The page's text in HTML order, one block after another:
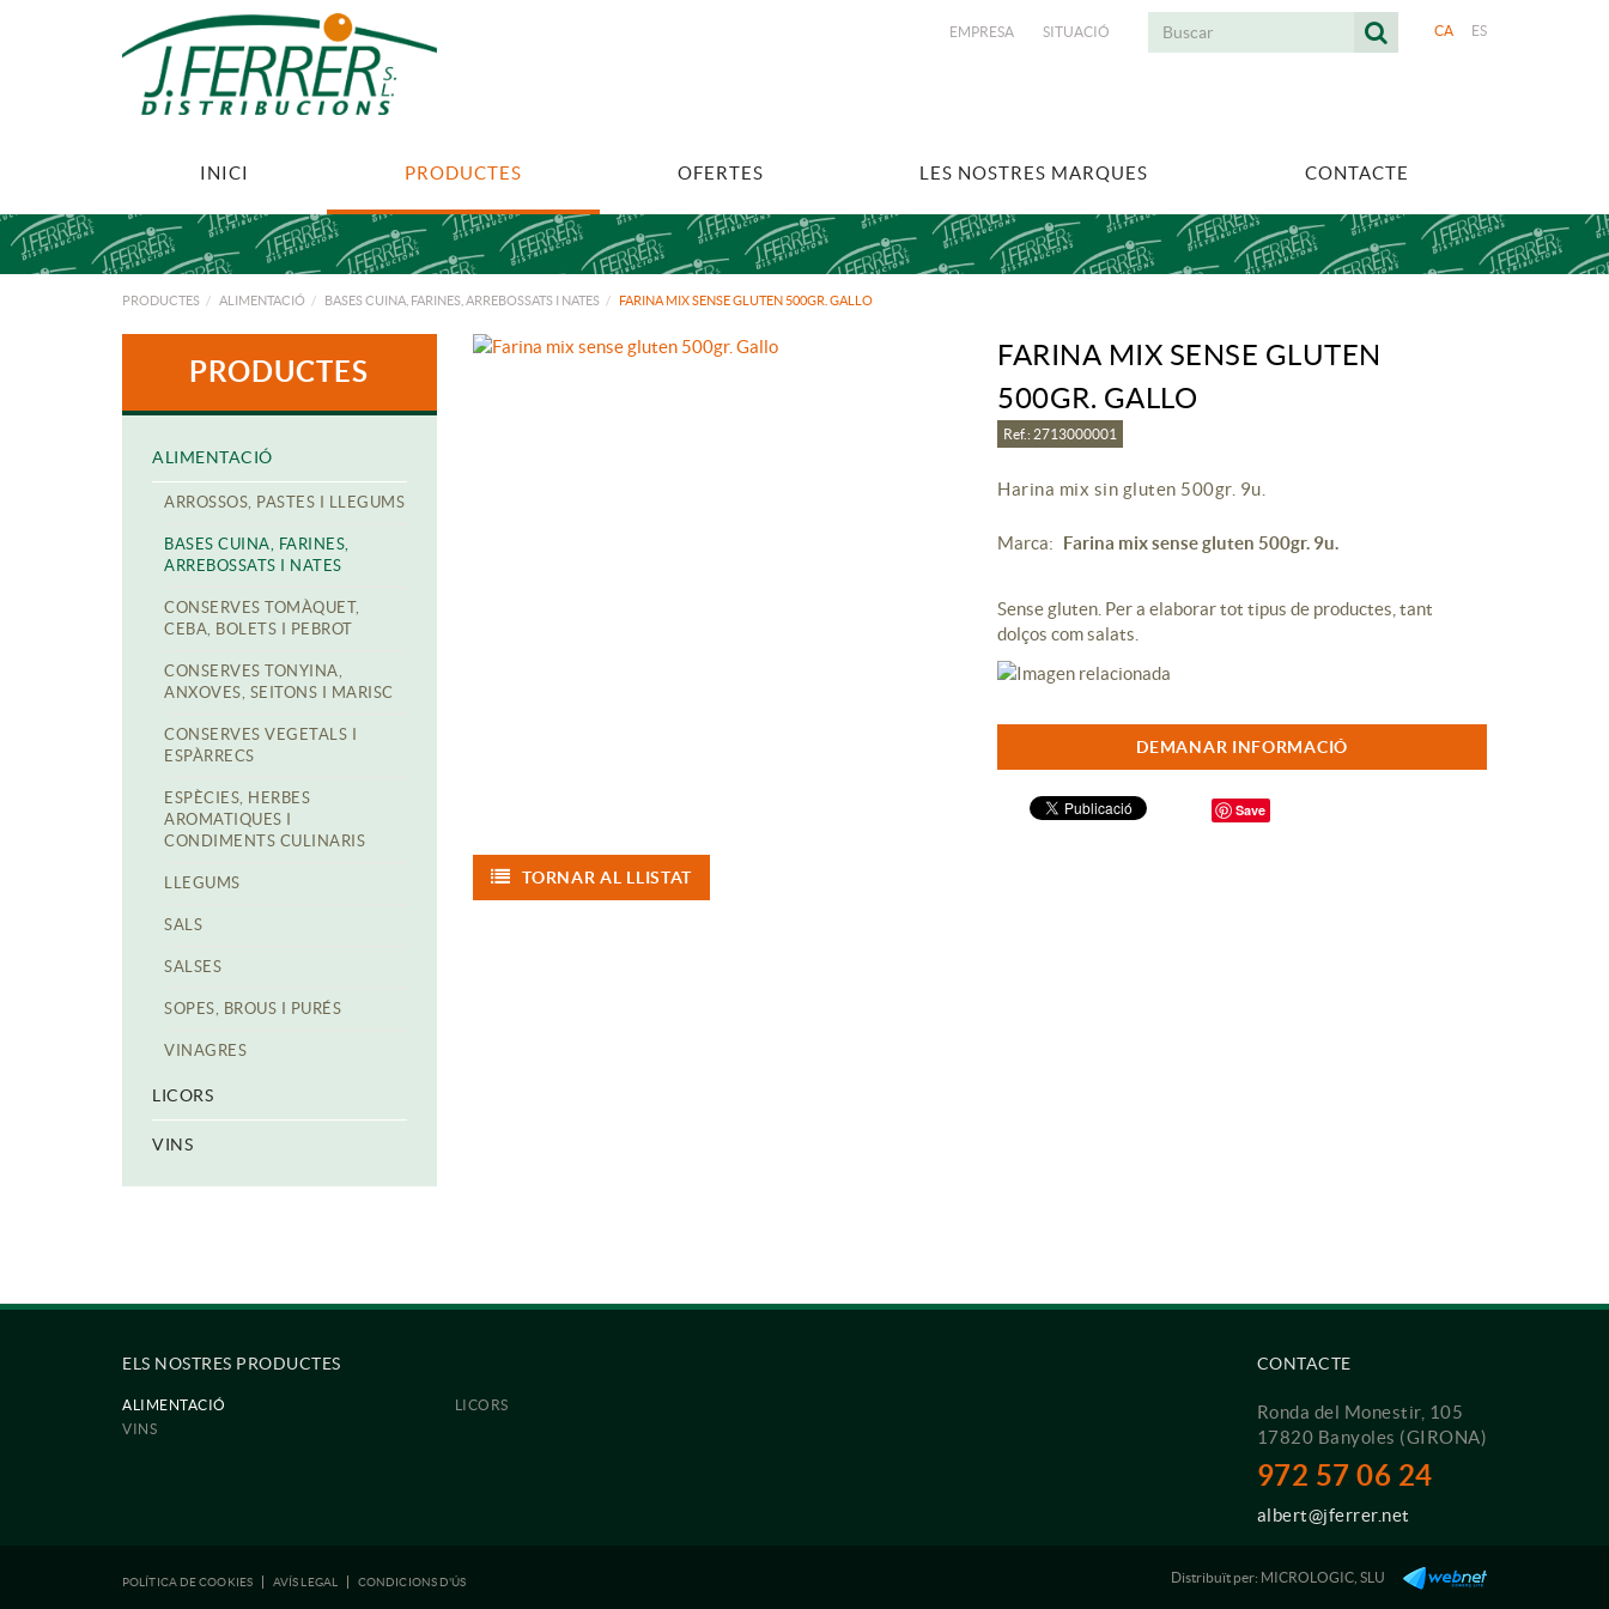
CA ES
EMPRESA SITUACIÓ
INICI PRODUCTES OFERTES LES NOSTRES MARQUES CONTACTE
PRODUCTES ALIMENTACIÓ BASES CUINA, FARINES, ARREBOSSATS I NATES FARINA MIX SENSE GLUTEN 500GR. GALLO
PRODUCTES
ALIMENTACIÓ
ARROSSOS, PASTES I LLEGUMS
BASES CUINA, FARINES,
ARREBOSSATS I NATES
CONSERVES TOMÀQUET,
CEBA, BOLETS I PEBROT
CONSERVES TONYINA,
ANXOVES, SEITONS I MARISC
CONSERVES VEGETALS I
ESPÀRRECS
ESPÈCIES, HERBES
AROMATIQUES I
CONDIMENTS CULINARIS
LLEGUMS
SALS
SALSES
SOPES, BROUS I PURÉS
VINAGRES
LICORS
VINS
FARINA MIX SENSE GLUTEN
500GR. GALLO
Ref.: 2713000001
Harina mix sin gluten 500gr. 9u.
Marca: Farina mix sense gluten 500gr. 9u.
Sense gluten. Per a elaborar tot tipus de productes, tant
dolços com salats.
DEMANAR INFORMACIÓ
Save
TORNAR AL LLISTAT
ELS NOSTRES PRODUCTES
ALIMENTACIÓ
LICORS
VINS
CONTACTE
Ronda del Monestir, 105
17820 Banyoles (GIRONA)
972 57 06 24
albert@jferrer.net
POLÍTICA DE COOKIES AVÍS LEGAL CONDICIONS D'ÚS Distribuït per: MICROLOGIC, SLU